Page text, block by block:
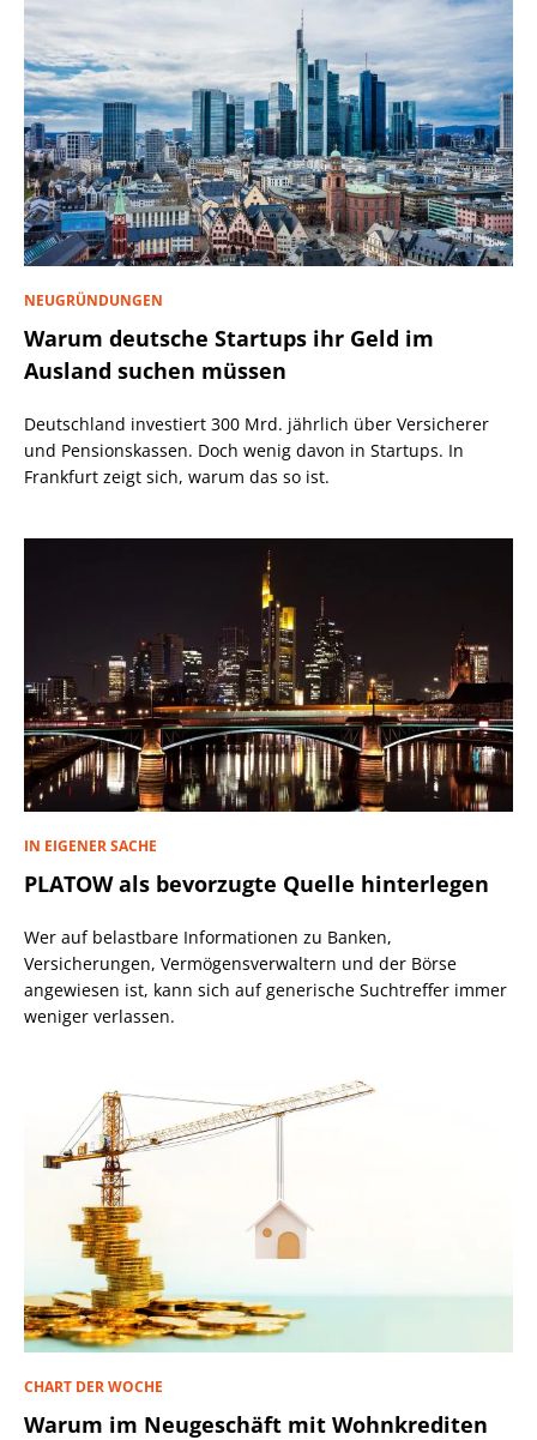
NEUGRÜNDUNGEN
Warum deutsche Startups ihr Geld im
Ausland suchen müssen
Deutschland investiert 300 Mrd. jährlich über Versicherer
und Pensionskassen. Doch wenig davon in Startups. In
Frankfurt zeigt sich, warum das so ist.
IN EIGENER SACHE
PLATOW als bevorzugte Quelle hinterlegen
Wer auf belastbare Informationen zu Banken,
Versicherungen, Vermögensverwaltern und der Börse
angewiesen ist, kann sich auf generische Suchtreffer immer
weniger verlassen.
CHART DER WOCHE
Warum im Neugeschäft mit Wohnkrediten